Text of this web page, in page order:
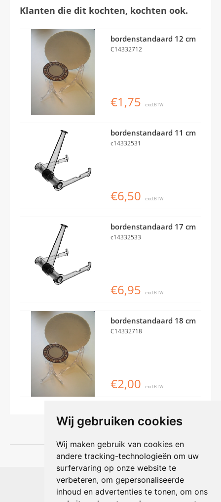
Wij gebruiken cookies
Wij maken gebruik van cookies en
andere tracking-technologieën om uw
surfervaring op onze website te
verbeteren, om gepersonaliseerde
inhoud en advertenties te tonen, om ons
Klanten die dit kochten, kochten ook.
bordenstandaard 12 cm
C14332712
€1,75 excl.BTW
bordenstandaard 11 cm
c14332531
€6,50 excl.BTW
bordenstandaard 17 cm
c14332533
€6,95 excl.BTW
bordenstandaard 18 cm
C14332718
€2,00 excl.BTW
Shophouse online
Max Planckstraat 4
6716 BE Ede, Nederland